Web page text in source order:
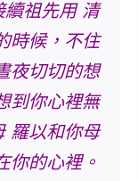
續祖先用 清
時候，不住
夜切切的想
到你心裡無
羅以和你母
你的心裡。